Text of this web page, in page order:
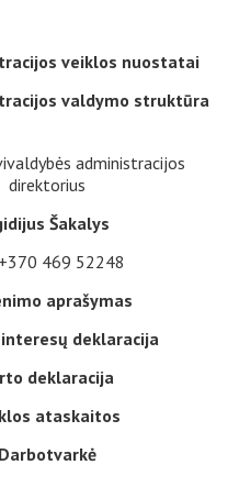
veiklos nuostatai
valdymo struktūra
administracijos
direktorius
Šakalys
469 52248
aprašymas
deklaracija
deklaracija
ataskaitos
Darbotvarkė